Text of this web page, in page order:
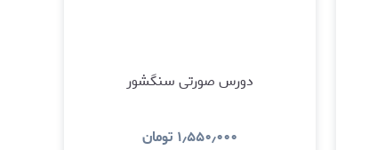
دورس صورتی سنگشور
۱٫۵۵۰٫۰۰۰ تومان